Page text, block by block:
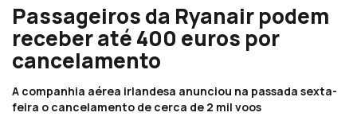
Passageiros da Ryanair podem
receber até 400 euros por
cancelamento
A companhia aérea irlandesa anunciou na passada sexta-
feira o cancelamento de cerca de 2 mil voos